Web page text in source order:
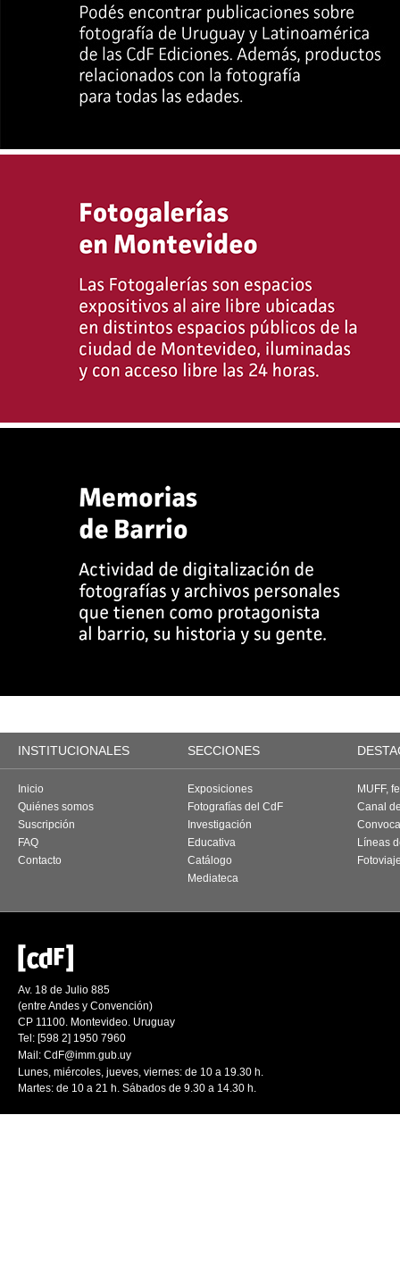
INSTITUCIONALES SECCIONES
Inicio
Quiénes somos
Suscripción
FAQ
Contacto
Exposiciones
Fotografías del CdF
Investigación
Educativa
Catálogo
Mediateca
MUFF,
Canal
Líneas
Av. 18 de Julio 885
(entre Andes y Convención)
CP 11100. Montevideo. Uruguay
Tel: [598 2] 1950 7960
Mail: CdF@imm.gub.uy
Lunes, miércoles, jueves, viernes: de 10 a 19.30 h.
Martes: de 10 a 21 h. Sábados de 9.30 a 14.30 h.